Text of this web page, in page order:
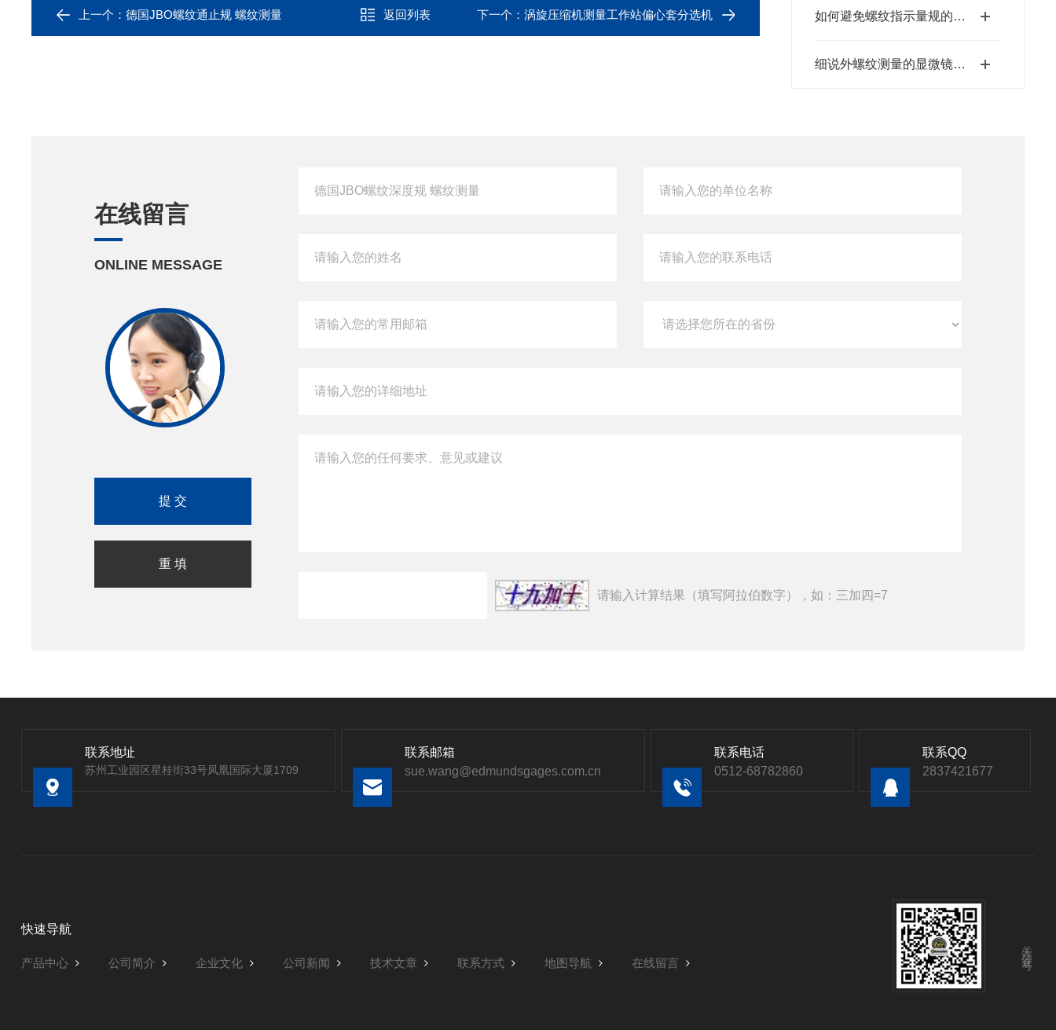
如何避免螺纹指示量规的常见使用误区？
细说外螺纹测量的显微镜测量法
上一个： 德国JBO螺纹通止规 螺纹测量 返回列表 下一个： 涡旋压缩机测量工作站偏心套分选机
在线留言
ONLINE MESSAGE
请输入计算结果（填写阿拉伯数字），如：三加四=7
联系地址
苏州工业园区星桂街33号凤凰国际大厦1709
联系邮箱
sue.wang@edmundsgages.com.cn
联系电话
0512-68782860
联系QQ
2837421677
快速导航
产品中心 公司简介 企业文化 公司新闻 技术文章 联系方式 地图导航 在线留言
关注公众号